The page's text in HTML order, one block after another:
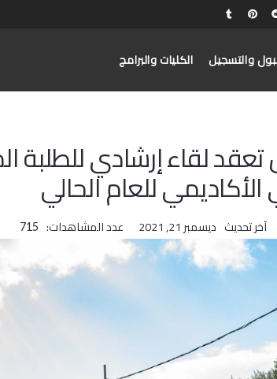
والتسجيل الكليات والبرامج
لقاء إرشادي للطلبة
الأكاديمي للعام الحالي
آخر تحديث ديسمبر 21, 2021 عدد المشاهدات: 715